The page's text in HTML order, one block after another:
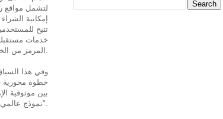
إمكانية
تتيح
خدمات
وفي هذا
خطوة محورية
بين موثوقية
نموذج عالمي يعزز سهولة الوصول المباشر والآمن إلى السبائك".